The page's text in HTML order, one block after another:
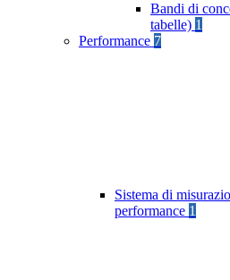
Bandi di
tabelle) 1
Performance 7
Sistema di
performance 1